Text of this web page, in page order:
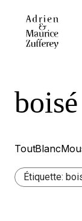
boisé
ToutBlanc
Étiquette: